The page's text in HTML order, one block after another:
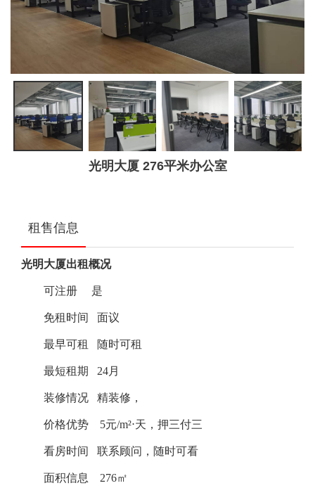
光明大厦 276平米办公室
租售信息
光明大厦出租概况
可注册 是
免租时间 面议
最早可租 随时可租
最短租期 24月
装修情况 精装修，
价格优势 5元/m²⋅天，押三付三
看房时间 联系顾问，随时可看
面积信息 276㎡